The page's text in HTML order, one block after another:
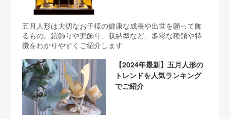
五月人形は大切なお子様の健康な成長や出世を願って飾
るもの。鎧飾りや兜飾り、収納型など、多彩な種類や特
徴をわかりやすくご紹介します
【2024年最新】五月人形の
トレンドを人気ランキング
でご紹介